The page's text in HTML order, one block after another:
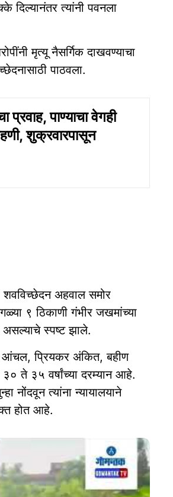
दिल्यानंतर त्यांनी पवनला
मृत्यू नैसर्गिक दाखवण्याचा
पाठवला.
पाण्याचा वेगही
शुक्रवारपासून
शवविच्छेदन अहवाल समोर
९ ठिकाणी गंभीर जखमांच्या
स्पष्ट झाले.
आंचल, प्रियकर अंकित, बहीण
ते ३५ वर्षांच्या दरम्यान आहे.
नोंदवून त्यांना न्यायालयाने
होत आहे.